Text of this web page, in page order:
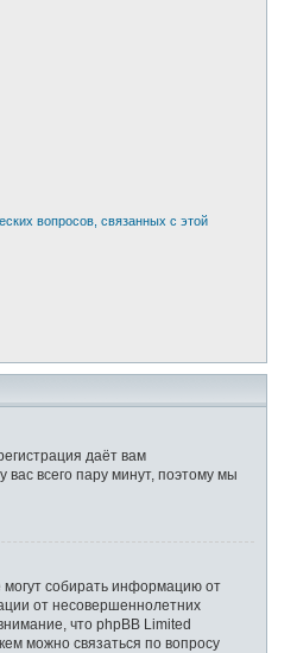
вопросов, связанных с этой
даёт вам
всего пару минут, поэтому мы
могут собирать информацию от
от несовершеннолетних
что phpBB Limited
можно связаться по вопросу